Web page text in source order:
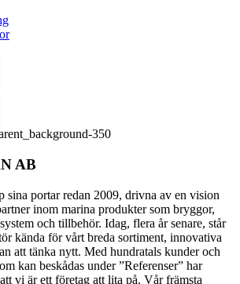
AB
sina portar redan 2009, drivna av en vision
inom marina produkter som bryggor,
och tillbehör. Idag, flera år senare, står
kända för vårt breda sortiment, innovativa
att tänka nytt. Med hundratals kunder och
kan beskådas under ”Referenser” har
vi är ett företag att lita på. Vår främsta